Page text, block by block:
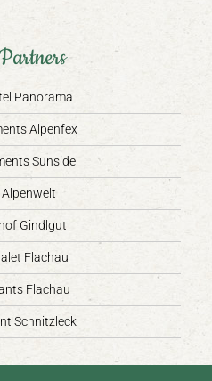
Panorama
Alpenfex
Sunside
Gindlgut
Flachau
Flachau
Schnitzleck